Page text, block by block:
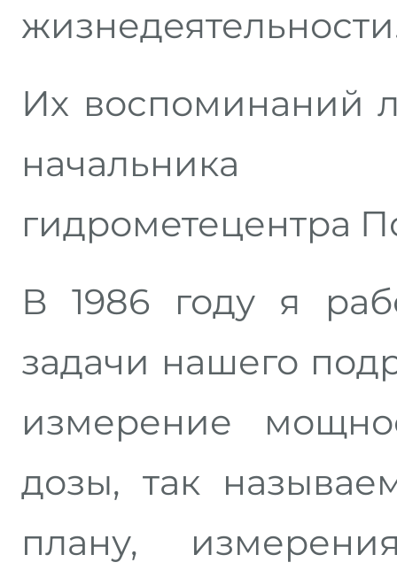
Их воспоминаний
начальника
гидрометецентра
В 1986 году я
задачи нашего
измерение
дозы, так
плану,